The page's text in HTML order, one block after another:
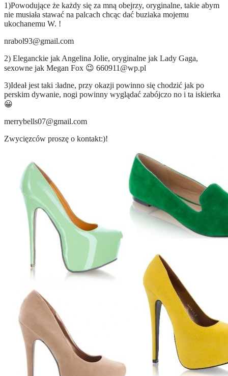
1)Powodujące że każdy się za mną obejrzy, oryginalne, takie abym
nie musiała stawać na palcach chcąc dać buziaka mojemu
ukochanemu W. !
nrabol93@gmail.com
2) Eleganckie jak Angelina Jolie, oryginalne jak Lady Gaga,
sexowne jak Megan Fox 😉 660911@wp.pl
3)Ideał jest taki :ładne, przy okazji powinno się chodzić jak po
perskim dywanie, nogi powinny wyglądać zabójczo no i ta iskierka
😀
merrybells07@gmail.com
Zwycięzców proszę o kontakt:)!